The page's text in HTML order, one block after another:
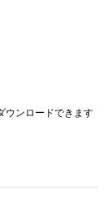
ウンロードできます